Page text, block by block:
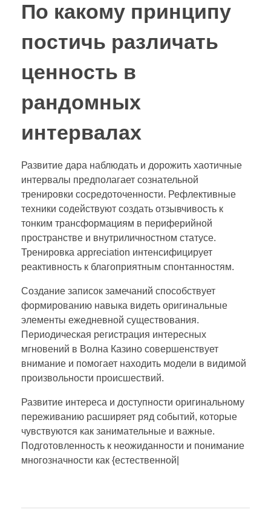
По какому принципу
постичь различать
ценность в
рандомных
интервалах
Развитие дара наблюдать и дорожить хаотичные
интервалы предполагает сознательной
тренировки сосредоточенности. Рефлективные
техники содействуют создать отзывчивость к
тонким трансформациям в периферийной
пространстве и внутриличностном статусе.
Тренировка appreciation интенсифицирует
реактивность к благоприятным спонтанностям.
Создание записок замечаний способствует
формированию навыка видеть оригинальные
элементы ежедневной существования.
Периодическая регистрация интересных
мгновений в Волна Казино совершенствует
внимание и помогает находить модели в видимой
произвольности происшествий.
Развитие интереса и доступности оригинальному
переживанию расширяет ряд событий, которые
чувствуются как занимательные и важные.
Подготовленность к неожиданности и понимание
многозначности как {естественной|